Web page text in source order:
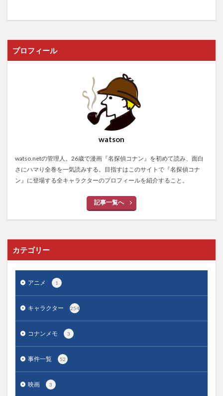
プロフィール
watson
watso.netの管理人。26歳で漫画『名探偵コナン』を初めて読み、面白
さにハマり全巻を一気読みする。目指すはこのサイトで『名探偵コナ
ン』に登場する全キャラクターのプロフィールを紹介すること。
記事一覧へ
カテゴリー
アニメ 1
キャラクター 254
コナンメモ 3
事件一覧 52
映画 3